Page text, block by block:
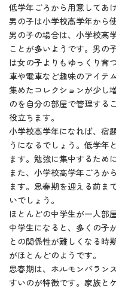
低学年ごろから用意してあ
男の子は小学校高学年から
男の子の場合は、小学校高
ことが多いようです。男の
は女の子よりもゆっくり育
車や電車など趣味のアイテ
集めたコレクションが少し
のを自分の部屋で管理する
役立ちます。
小学校高学年になれば、宿
うになるでしょう。低学年
ます。勉強に集中するため
また、小学校高学年ごろか
ます。思春期を迎える前ま
いでしょう。
ほとんどの中学生が一人部
中学生になると、多くの子
との関係性が難しくなる時
がほとんどのようです。
思春期は、ホルモンバラン
すいのが特徴です。家族と